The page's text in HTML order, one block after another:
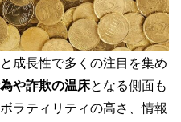
成長性で多くの注目を集め
や詐欺の温床となる側面も
ラティリティの高さ、情報